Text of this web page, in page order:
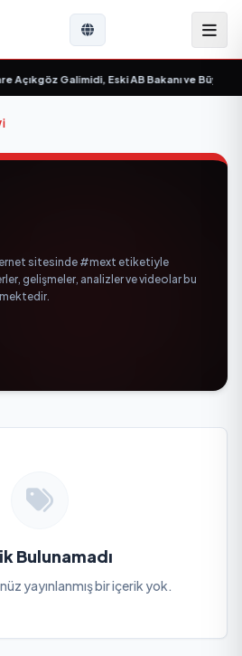
Açıkgöz Galimidi, Eski AB Bakanı ve
sitesinde #mext etiketiyle
gelişmeler, analizler ve videolar bu
Bulunamadı
yayınlanmış bir içerik yok.